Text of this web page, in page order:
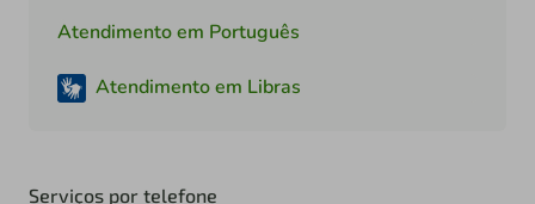
Atendimento em Português
Atendimento em Libras
Serviços por telefone